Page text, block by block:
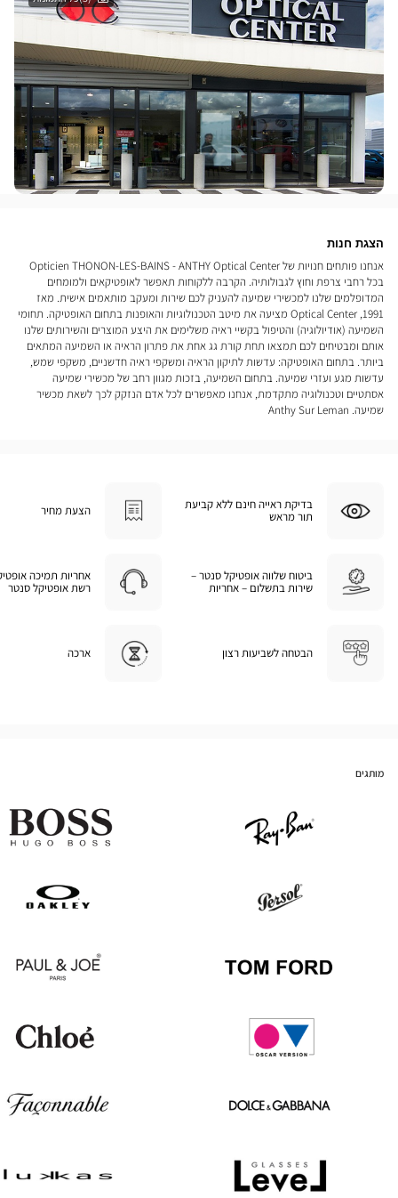
הצגת חנות
אנחנו פותחים חנויות של Opticien THONON-LES-BAINS - ANTHY Optical Center
בכל רחבי צרפת וחוץ לגבולותיה. הקרבה ללקוחות תאפשר לאופטיקאים ולמומחים
המדופלמים שלנו למכשירי שמיעה להעניק לכם שירות ומעקב מותאמים אישית. מאז
1991, Optical Center מציעה את מיטב הטכנולוגיות והאופנות בתחום האופטיקה. תחומי
השמיעה (אודיולוגיה) והטיפול בקשיי ראיה משלימים את היצע המוצרים והשירותים שלנו
אותם ומבטיחים לכם תמצאו תחת קורת גג אחת את פתרון הראיה או השמיעה המתאים
ביותר. בתחום האופטיקה: עדשות לתיקון הראיה ומשקפי ראיה חדשניים, משקפי שמש,
עדשות מגע ועזרי שמיעה. בתחום השמיעה, בזכות מגוון רחב של מכשירי שמיעה
אסתטיים וטכנולוגיה מתקדמת, אנחנו מאפשרים לכל אדם הנזקק לכך לשאת מכשיר
שמיעה. Anthy Sur Leman
בדיקת ראייה חינם ללא קביעת
תור מראש
הצעת מחיר
ביטוח שלווה אופטיקל סנטר –
שירות בתשלום – אחריות
אחריות תמיכה
רשת אופטיקל סנטר
הבטחה לשביעות רצון ארכה
מותגים